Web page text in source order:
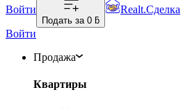
Войти
Подать за 0 ƃ
Realt.Сделка
Войти
Продажа
Квартиры